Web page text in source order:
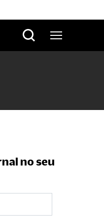
no seu